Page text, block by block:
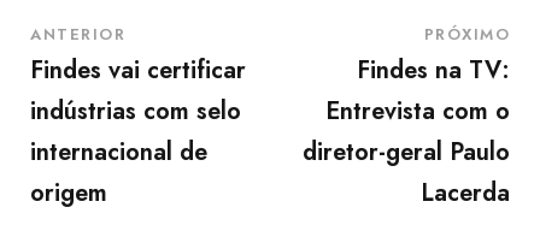
ANTERIOR
Findes vai certificar
indústrias com selo
internacional de
origem
PRÓXIMO
Findes na TV:
Entrevista com o
diretor-geral Paulo
Lacerda